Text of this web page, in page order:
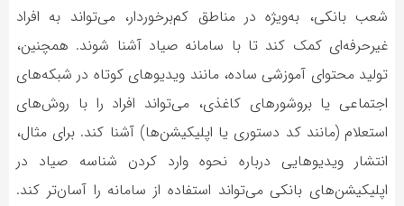
شعب بانکی، به‌ویژه در مناطق کم‌برخوردار، می‌تواند به افراد
غیرحرفه‌ای کمک کند تا با سامانه صیاد آشنا شوند. همچنین،
تولید محتوای آموزشی ساده، مانند ویدیوهای کوتاه در شبکه‌های
اجتماعی یا بروشورهای کاغذی، می‌تواند افراد را با روش‌های
استعلام (مانند کد دستوری یا اپلیکیشن‌ها) آشنا کند. برای مثال،
انتشار ویدیوهایی درباره نحوه وارد کردن شناسه صیاد در
اپلیکیشن‌های بانکی می‌تواند استفاده از سامانه را آسان‌تر کند.